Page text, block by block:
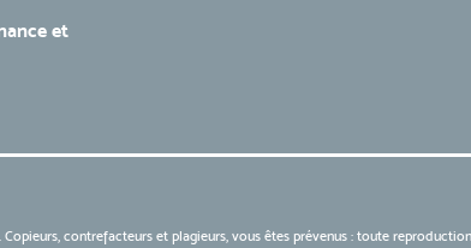
et
contrefacteurs et plagieurs, vous êtes prévenus : toute